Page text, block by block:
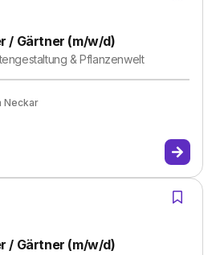
/ Gärtner (m/w/d)
& Pflanzenwelt
Neckar
/ Gärtner (m/w/d)